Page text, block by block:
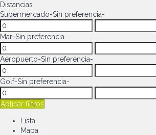
Distancias
Supermercado-Sin preferencia-
Mar-Sin preferencia-
Aeropuerto-Sin preferencia-
Golf-Sin preferencia-
Aplicar filtros
Lista
Mapa